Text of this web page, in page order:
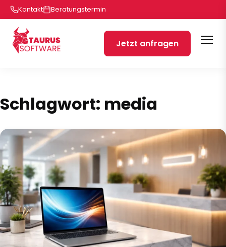
Kontakt Beratungstermin
Jetzt anfragen
Schlagwort: media